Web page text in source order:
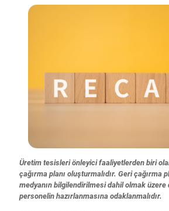
Üretim tesisleri önleyici faaliyetlerden biri
çağırma planı oluşturmalıdır. Geri çağırma
medyanın bilgilendirilmesi dahil olmak
personelin hazırlanmasına odaklanmalıdır.